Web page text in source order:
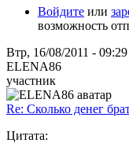
Войдите или
возможность
Втр, 16/08/2011 - 09:29
ELENA86
участник
Re: Сколько денег
Цитата: